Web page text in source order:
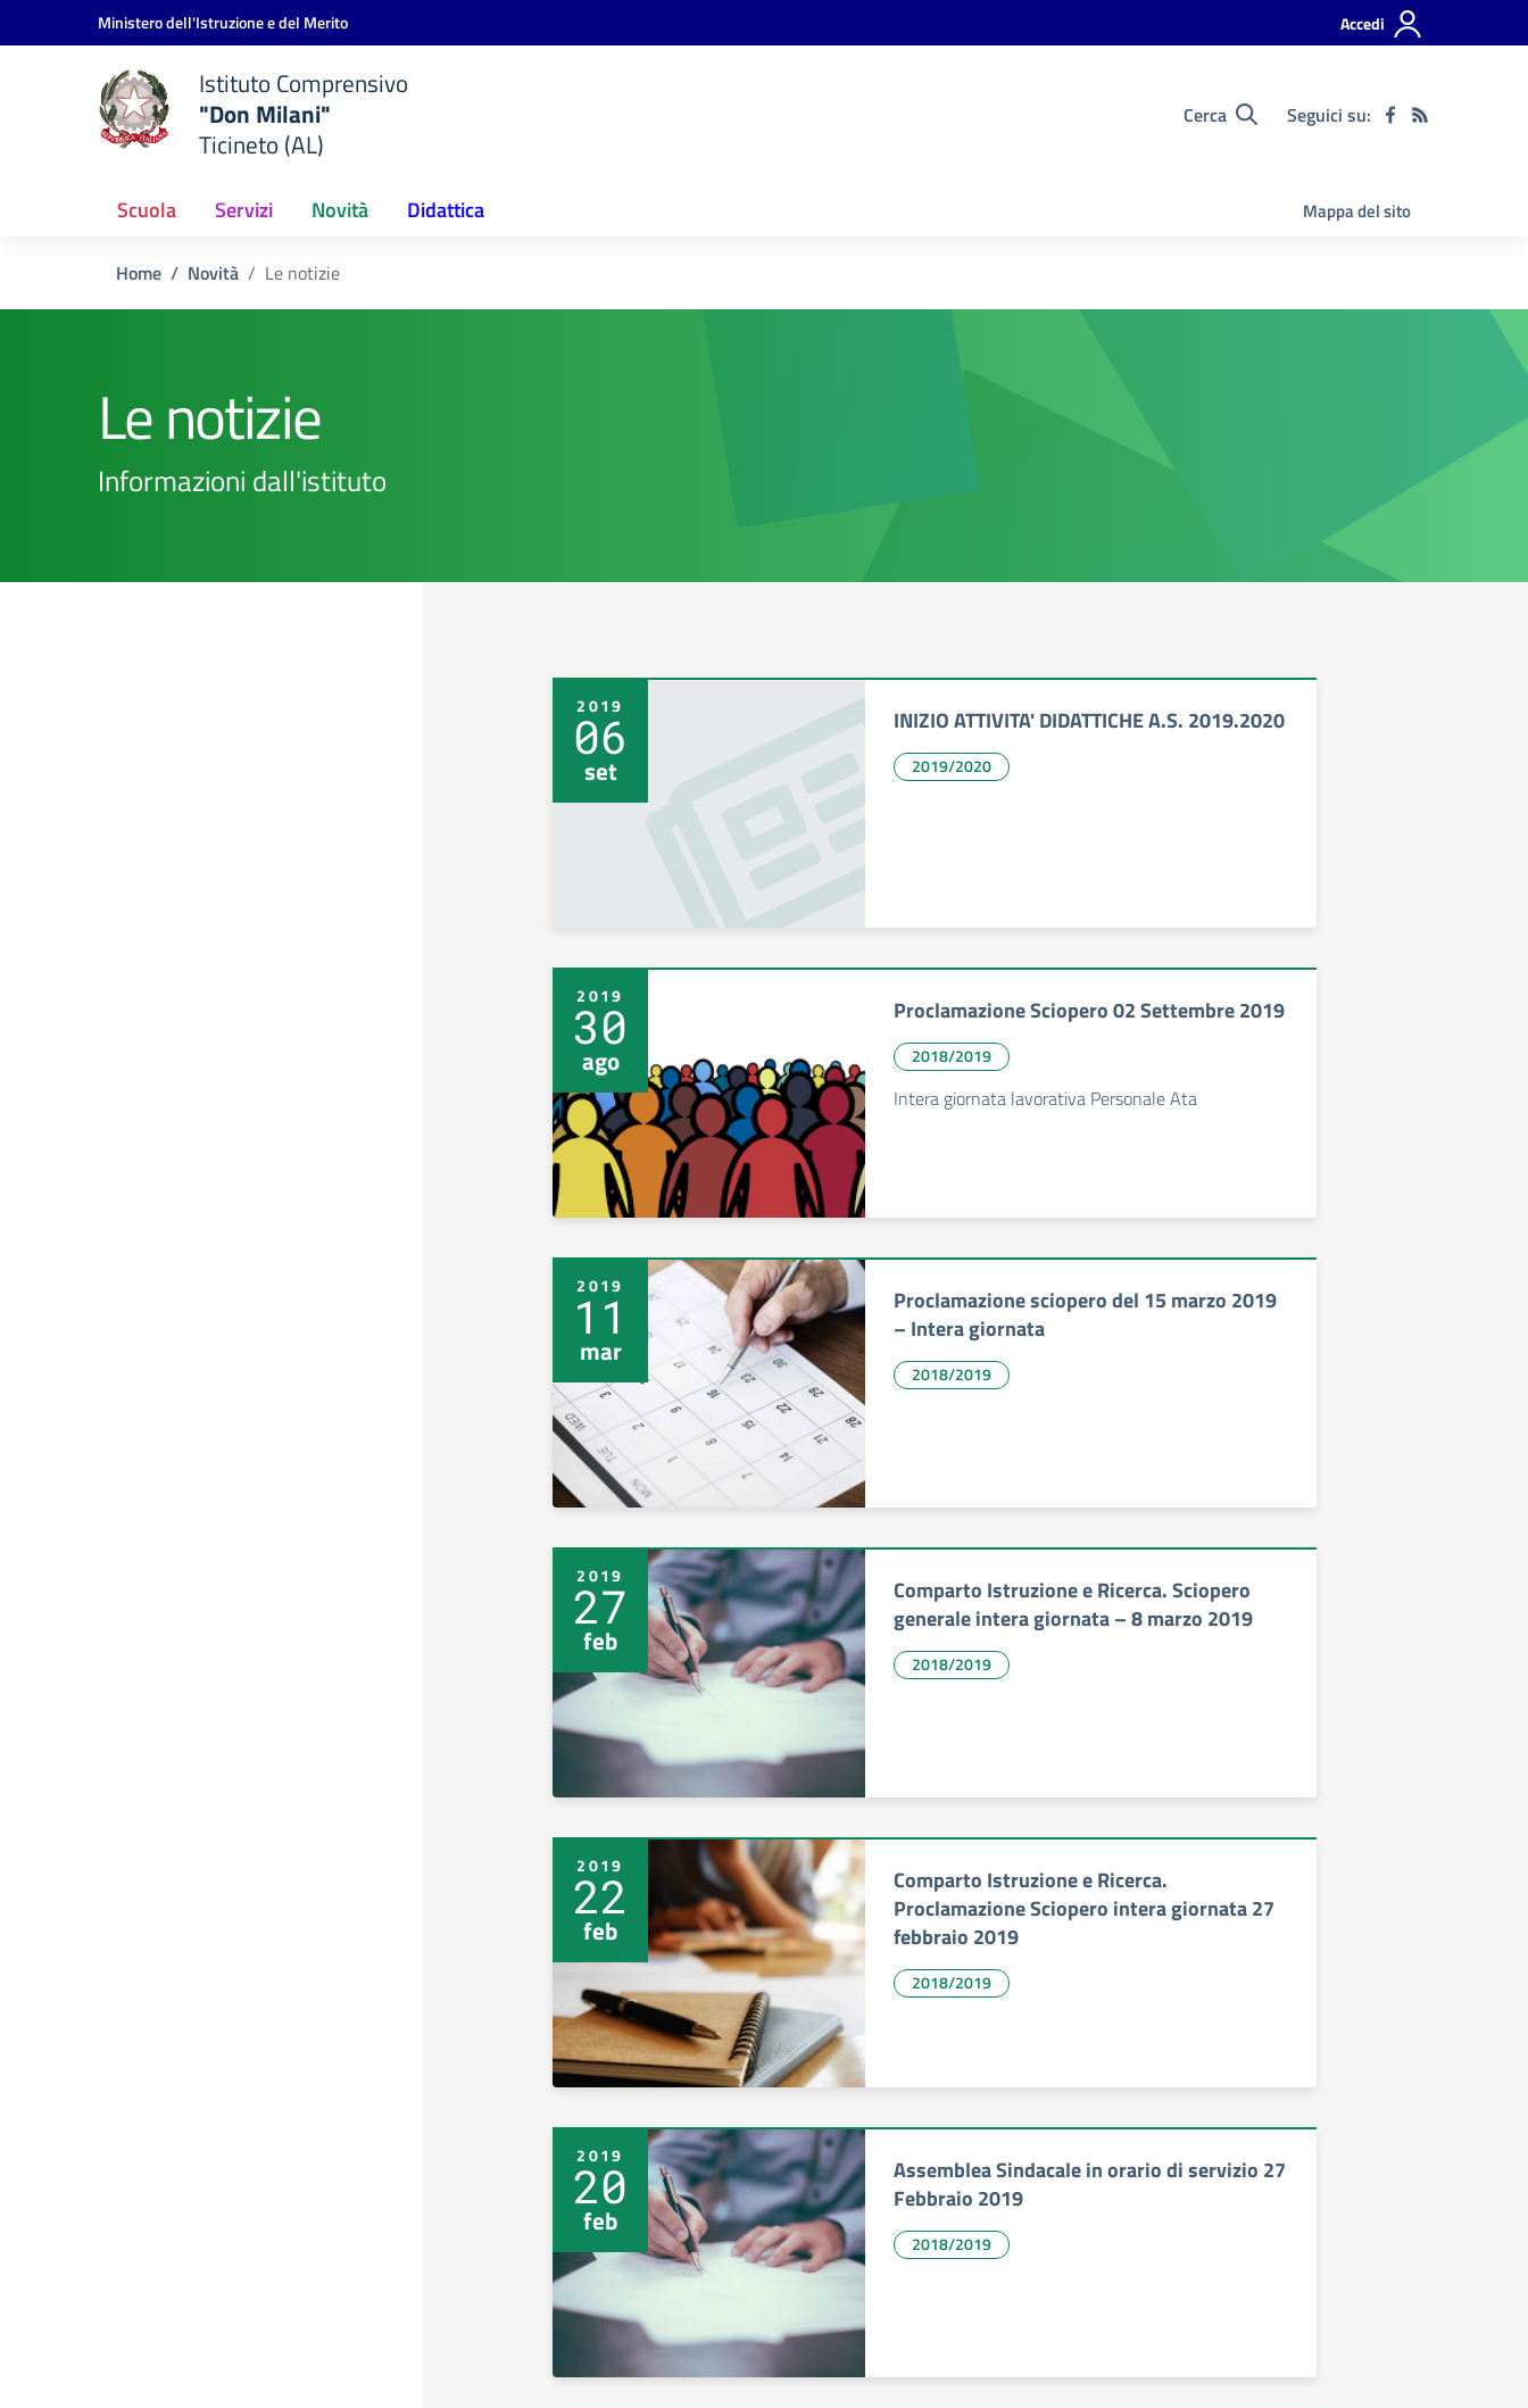
Vai ai contenuti
Vai al menu di navigazioneMinistero dell'Istruzione e del Merito Accedi
Istituto Comprensivo
"Don Milani"
Ticineto (AL)
Cerca Seguici su:
Scuola Servizi Novità Didattica Mappa del sito
Home Novità Le notizie
Le notizie
Informazioni dall'istituto
2019
06
set
INIZIO ATTIVITA' DIDATTICHE A.S. 2019.2020
2019/2020
2019
30
ago
Proclamazione Sciopero 02 Settembre 2019
2018/2019
Intera giornata lavorativa Personale Ata
2019
11
mar
Proclamazione sciopero del 15 marzo 2019
– Intera giornata
2018/2019
2019
27
feb
Comparto Istruzione e Ricerca. Sciopero
generale intera giornata – 8 marzo 2019
2018/2019
2019
22
feb
Comparto Istruzione e Ricerca.
Proclamazione Sciopero intera giornata 27
febbraio 2019
2018/2019
2019
20
feb
Assemblea Sindacale in orario di servizio 27
Febbraio 2019
2018/2019